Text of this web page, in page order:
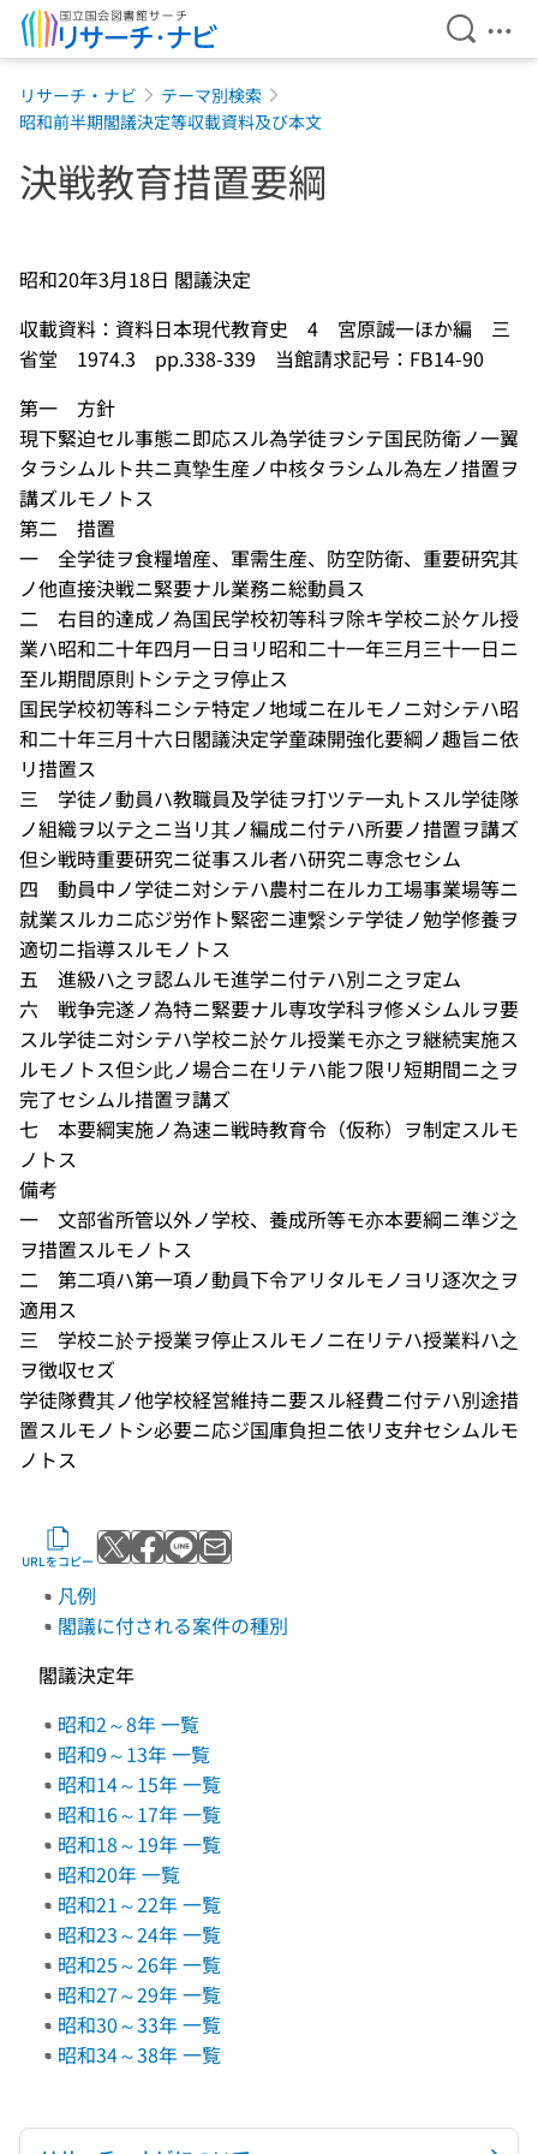
検索を
メ
リサーチ・ナビ
テーマ別検索
昭和前半期閣議決定等収載資料及び本文
決戦教育措置要綱
凡例
閣議に付される案件の種別
閣議決定年
昭和2～8年 一覧
昭和9～13年 一覧
昭和14～15年 一覧
昭和16～17年 一覧
昭和18～19年 一覧
昭和20年 一覧
昭和21～22年 一覧
昭和23～24年 一覧
昭和25～26年 一覧
昭和27～29年 一覧
昭和30～33年 一覧
昭和34～38年 一覧
昭和20年3月18日 閣議決定
収載資料：資料日本現代教育史 4 宮原誠一ほか編 三
省堂 1974.3 pp.338-339 当館請求記号：FB14-90
第一 方針
現下緊迫セル事態ニ即応スル為学徒ヲシテ国民防衛ノ一翼
タラシムルト共ニ真摯生産ノ中核タラシムル為左ノ措置ヲ
講ズルモノトス
第二 措置
一 全学徒ヲ食糧増産、軍需生産、防空防衛、重要研究其
ノ他直接決戦ニ緊要ナル業務ニ総動員ス
二 右目的達成ノ為国民学校初等科ヲ除キ学校ニ於ケル授
業ハ昭和二十年四月一日ヨリ昭和二十一年三月三十一日ニ
至ル期間原則トシテ之ヲ停止ス
国民学校初等科ニシテ特定ノ地域ニ在ルモノニ対シテハ昭
和二十年三月十六日閣議決定学童疎開強化要綱ノ趣旨ニ依
リ措置ス
三 学徒ノ動員ハ教職員及学徒ヲ打ツテ一丸トスル学徒隊
ノ組織ヲ以テ之ニ当リ其ノ編成ニ付テハ所要ノ措置ヲ講ズ
但シ戦時重要研究ニ従事スル者ハ研究ニ専念セシム
四 動員中ノ学徒ニ対シテハ農村ニ在ルカ工場事業場等ニ
就業スルカニ応ジ労作ト緊密ニ連繋シテ学徒ノ勉学修養ヲ
適切ニ指導スルモノトス
五 進級ハ之ヲ認ムルモ進学ニ付テハ別ニ之ヲ定ム
六 戦争完遂ノ為特ニ緊要ナル専攻学科ヲ修メシムルヲ要
スル学徒ニ対シテハ学校ニ於ケル授業モ亦之ヲ継続実施ス
ルモノトス但シ此ノ場合ニ在リテハ能フ限リ短期間ニ之ヲ
完了セシムル措置ヲ講ズ
七 本要綱実施ノ為速ニ戦時教育令（仮称）ヲ制定スルモ
ノトス
備考
一 文部省所管以外ノ学校、養成所等モ亦本要綱ニ準ジ之
ヲ措置スルモノトス
二 第二項ハ第一項ノ動員下令アリタルモノヨリ逐次之ヲ
適用ス
三 学校ニ於テ授業ヲ停止スルモノニ在リテハ授業料ハ之
ヲ徴収セズ
学徒隊費其ノ他学校経営維持ニ要スル経費ニ付テハ別途措
置スルモノトシ必要ニ応ジ国庫負担ニ依リ支弁セシムルモ
ノトス
URLをコピー Xでポストする
Facebookでシェアする
LINEで送る
メールで送る